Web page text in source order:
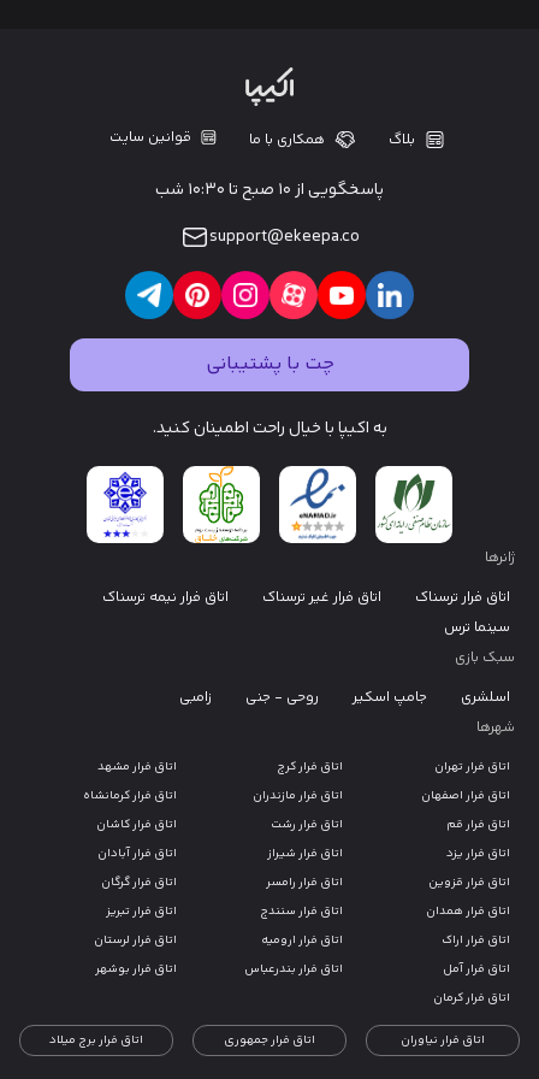
بلاگ همکاری با ما قوانین سایت
پاسخگویی از ۱۰ صبح تا ۱۰:۳۰ شب
support@ekeepa.co
چت با پشتیبانی
به اکیپا با خیال راحت اطمینان کنید.
ژانرها
اتاق فرار ترسناک
اتاق فرار غیر ترسناک
اتاق فرار نیمه ترسناک
سینما ترس
سبک بازی
اسلشری
جامپ اسکیر روحی - جنی
زامبی
شهرها
اتاق فرار تهران اتاق فرار کرج
اتاق فرار مشهد
اتاق فرار اصفهان
اتاق فرار مازندران
اتاق فرار کرمانشاه
اتاق فرار قم
اتاق فرار رشت
اتاق فرار کاشان
اتاق فرار یزد
اتاق فرار شیراز
اتاق فرار آبادان
اتاق فرار قزوین
اتاق فرار رامسر
اتاق فرار گرگان
اتاق فرار همدان
اتاق فرار سنندج
اتاق فرار تبریز
اتاق فرار اراک
اتاق فرار ارومیه
اتاق فرار لرستان
اتاق فرار آمل
اتاق فرار بندرعباس
اتاق فرار بوشهر
اتاق فرار کرمان
اتاق فرار نیاوران اتاق فرار جمهوری اتاق فرار برج میلاد